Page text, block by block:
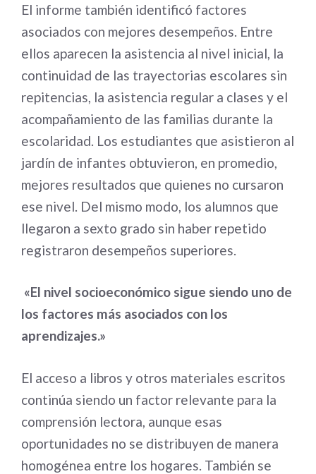
El informe también identificó factores
asociados con mejores desempeños. Entre
ellos aparecen la asistencia al nivel inicial, la
continuidad de las trayectorias escolares sin
repitencias, la asistencia regular a clases y el
acompañamiento de las familias durante la
escolaridad. Los estudiantes que asistieron al
jardín de infantes obtuvieron, en promedio,
mejores resultados que quienes no cursaron
ese nivel. Del mismo modo, los alumnos que
llegaron a sexto grado sin haber repetido
registraron desempeños superiores.
«El nivel socioeconómico sigue siendo uno de
los factores más asociados con los
aprendizajes.»
El acceso a libros y otros materiales escritos
continúa siendo un factor relevante para la
comprensión lectora, aunque esas
oportunidades no se distribuyen de manera
homogénea entre los hogares. También se